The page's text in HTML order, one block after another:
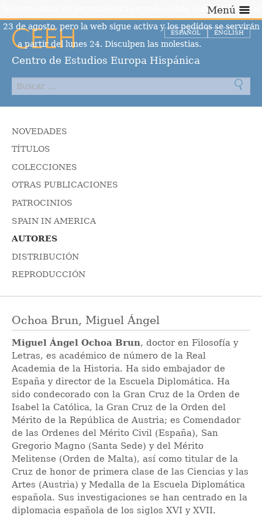
Centro de Estudios Europa Hispánica
ESPAÑOL ENGLISH
Menú
NOVEDADES
TÍTULOS
COLECCIONES
OTRAS PUBLICACIONES
PATROCINIOS
SPAIN IN AMERICA
AUTORES
DISTRIBUCIÓN
REPRODUCCIÓN
Ochoa Brun, Miguel Ángel
Miguel Ángel Ochoa Brun, doctor en Filosofía y
Letras, es académico de número de la Real
Academia de la Historia. Ha sido embajador de
España y director de la Escuela Diplomática. Ha
sido condecorado con la Gran Cruz de la Orden de
Isabel la Católica, la Gran Cruz de la Orden del
Mérito de la República de Austria; es Comendador
de las Ordenes del Mérito Civil (España), San
Gregorio Magno (Santa Sede) y del Mérito
Melitense (Orden de Malta), así como titular de la
Cruz de honor de primera clase de las Ciencias y las
Artes (Austria) y Medalla de la Escuela Diplomática
española. Sus investigaciones se han centrado en la
diplomacia española de los siglos XVI y XVII.
Nuestro almacén permanecerá cerrado desde el día 10 hasta el
23 de agosto, pero la web sigue activa y los pedidos se servirán
a partir del lunes 24. Disculpen las molestias.